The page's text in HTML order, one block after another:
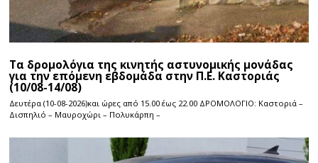
Τα δρομολόγια της κινητής αστυνομικής μονάδας
για την επόμενη εβδομάδα στην Π.Ε. Καστοριάς
(10/08-14/08)
Δευτέρα (10-08-2026)και ώρες από 15.00 έως 22.00 ΔΡΟΜΟΛΟΓΙΟ: Καστοριά –
Δισπηλιό – Μαυροχώρι – Πολυκάρπη –